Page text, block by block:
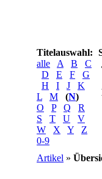
Titelauswahl:
alle
A B
C
D
E F
G
H
I J
K
L
M (N)
O
P Q
R
S
T U
V
W
X Y
Z
0-9
Artikel »